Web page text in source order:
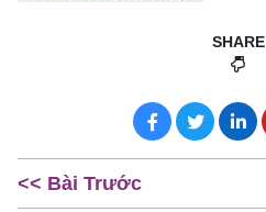
SHARE
<< Bài Trước